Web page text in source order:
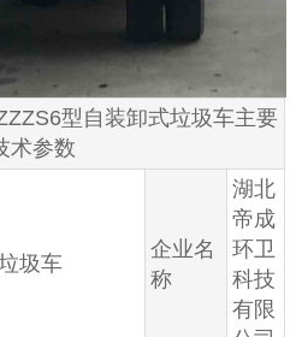
型自装卸式垃圾车主要
术参数
圾车
企业名
称
湖北
帝成
环卫
科技
有限